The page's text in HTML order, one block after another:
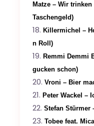
Matze – Wir
Taschengeld)
Killermichel –
n Roll)
Remmi Demmi
gucken schon)
Vroni – Bier
Peter Wackel –
Stefan Stürmer
Tobee feat.